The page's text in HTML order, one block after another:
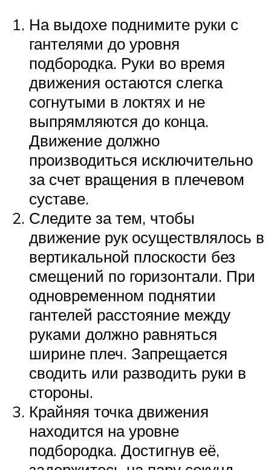
На выдохе поднимите руки с
гантелями до уровня
подбородка. Руки во время
движения остаются слегка
согнутыми в локтях и не
выпрямляются до конца.
Движение должно
производиться исключительно
за счет вращения в плечевом
суставе.
Следите за тем, чтобы
движение рук осуществлялось в
вертикальной плоскости без
смещений по горизонтали. При
одновременном поднятии
гантелей расстояние между
руками должно равняться
ширине плеч. Запрещается
сводить или разводить руки в
стороны.
Крайняя точка движения
находится на уровне
подбородка. Достигнув её,